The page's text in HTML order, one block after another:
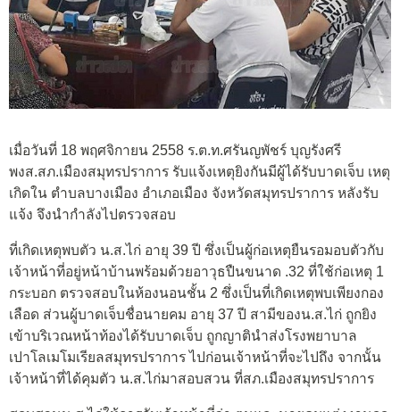
เมื่อวันที่ 18 พฤศจิกายน 2558 ร.ต.ท.ศรันญพัชร์ บุญรังศรี
พงส.สภ.เมืองสมุทรปราการ รับแจ้งเหตุยิงกันมีผู้ได้รับบาดเจ็บ เหตุ
เกิดใน ตำบลบางเมือง อำเภอเมือง จังหวัดสมุทรปราการ หลังรับ
แจ้ง จึงนำกำลังไปตรวจสอบ
ที่เกิดเหตุพบตัว น.ส.ไก่ อายุ 39 ปี ซึ่งเป็นผู้ก่อเหตุยืนรอมอบตัวกับ
เจ้าหน้าที่อยู่หน้าบ้านพร้อมด้วยอาวุธปืนขนาด .32 ที่ใช้ก่อเหตุ 1
กระบอก ตรวจสอบในห้องนอนชั้น 2 ซึ่งเป็นที่เกิดเหตุพบเพียงกอง
เลือด ส่วนผู้บาดเจ็บชื่อนายคม อายุ 37 ปี สามีของน.ส.ไก่ ถูกยิง
เข้าบริเวณหน้าท้องได้รับบาดเจ็บ ถูกญาตินำส่งโรงพยาบาล
เปาโลเมโมเรียลสมุทรปราการ ไปก่อนเจ้าหน้าที่จะไปถึง จากนั้น
เจ้าหน้าที่ได้คุมตัว น.ส.ไก่มาสอบสวน ที่สภ.เมืองสมุทรปราการ